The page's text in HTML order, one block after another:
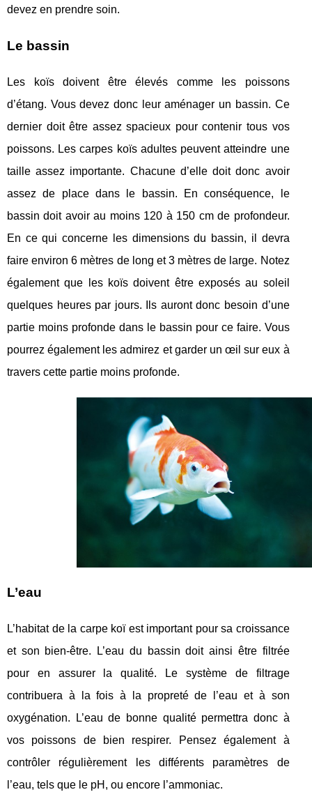
devez en prendre soin.
Le bassin
Les koïs doivent être élevés comme les poissons
d’étang. Vous devez donc leur aménager un bassin. Ce
dernier doit être assez spacieux pour contenir tous vos
poissons. Les carpes koïs adultes peuvent atteindre une
taille assez importante. Chacune d’elle doit donc avoir
assez de place dans le bassin. En conséquence, le
bassin doit avoir au moins 120 à 150 cm de profondeur.
En ce qui concerne les dimensions du bassin, il devra
faire environ 6 mètres de long et 3 mètres de large. Notez
également que les koïs doivent être exposés au soleil
quelques heures par jours. Ils auront donc besoin d’une
partie moins profonde dans le bassin pour ce faire. Vous
pourrez également les admirez et garder un œil sur eux à
travers cette partie moins profonde.
L’eau
L’habitat de la carpe koï est important pour sa croissance
et son bien-être. L’eau du bassin doit ainsi être filtrée
pour en assurer la qualité. Le système de filtrage
contribuera à la fois à la propreté de l’eau et à son
oxygénation. L’eau de bonne qualité permettra donc à
vos poissons de bien respirer. Pensez également à
contrôler régulièrement les différents paramètres de
l’eau, tels que le pH, ou encore l’ammoniac.